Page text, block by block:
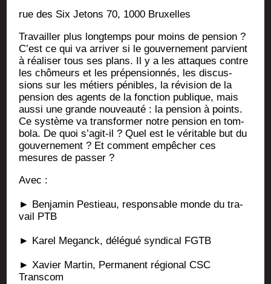
rue des Six Jetons 70, 1000 Bruxelles
Tra­vailler plus long­temps pour moins de pen­sion ?
C’est ce qui va arri­ver si le gou­ver­ne­ment par­vient
à réa­li­ser tous ses plans. Il y a les attaques contre
les chô­meurs et les pré­pen­sion­nés, les dis­cus­
sions sur les métiers pénibles, la révi­sion de la
pen­sion des agents de la fonc­tion publique, mais
aus­si une grande nou­veau­té : la pen­sion à points.
Ce sys­tème va trans­for­mer notre pen­sion en tom­
bo­la. De quoi s’a­git-il ? Quel est le véri­table but du
gou­ver­ne­ment ? Et com­ment empê­cher ces
mesures de passer ?
Avec :
► Ben­ja­min Pes­tieau, res­pon­sable monde du tra­
vail PTB
► Karel Meganck, délé­gué syn­di­cal FGTB
► Xavier Mar­tin, Per­ma­nent régio­nal CSC
Transcom